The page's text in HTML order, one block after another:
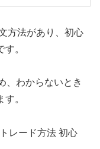
方法があり、初心
。
、わからないとき
。
レード方法 初心